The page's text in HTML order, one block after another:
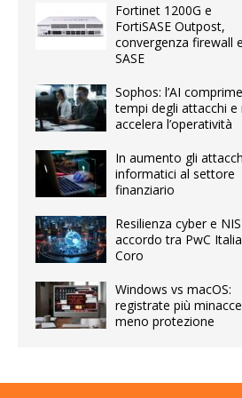
Fortinet 1200G e
FortiSASE Outpost,
convergenza firewall e
SASE
Sophos: l’AI
tempi degli attacchi e
accelera l’operatività
In aumento gli
informatici al settore
finanziario
Resilienza cyber e
accordo tra PwC
Coro
Windows vs macOS:
registrate più
meno protezione